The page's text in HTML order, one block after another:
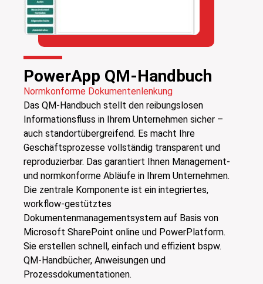
PowerApp QM-Handbuch
Normkonforme Dokumentenlenkung
Das QM-Handbuch stellt den reibungslosen
Informationsfluss in Ihrem Unternehmen sicher –
auch standortübergreifend. Es macht Ihre
Geschäftsprozesse vollständig transparent und
reproduzierbar. Das garantiert Ihnen Management-
und normkonforme Abläufe in Ihrem Unternehmen.
Die zentrale Komponente ist ein integriertes,
workflow-gestütztes
Dokumentenmanagementsystem auf Basis von
Microsoft SharePoint online und PowerPlatform.
Sie erstellen schnell, einfach und effizient bspw.
QM-Handbücher, Anweisungen und
Prozessdokumentationen.